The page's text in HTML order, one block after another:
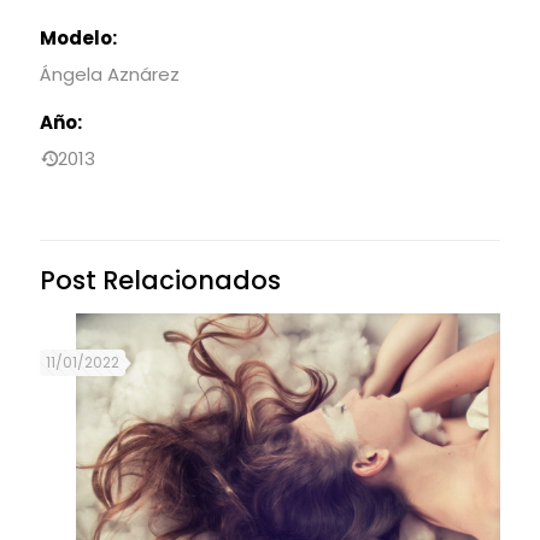
Modelo:
Ángela Aznárez
Año:
2013
Post Relacionados
11/01/2022